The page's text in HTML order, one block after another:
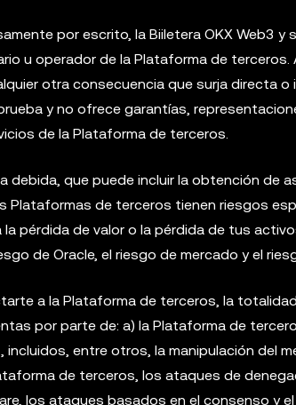
por escrito, la Biiletera OKX Web3
u operador de la Plataforma de
otra consecuencia que surja directa
y no ofrece garantías,
de la Plataforma de terceros.
debida, que puede incluir la obtención
Plataformas de terceros tienen riesgos
pérdida de valor o la pérdida de tus
de Oracle, el riesgo de mercado y el
a la Plataforma de terceros, la
por parte de: a) la Plataforma de
incluidos, entre otros, la manipulación del
de terceros, los ataques de
los ataques basados en el consenso y el